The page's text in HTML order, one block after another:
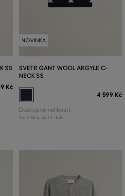
SS
Kč
NOVINKA
SVETR GANT WOOL ARGYLE C-
NECK SS
4 599 Kč
Dostupné velikosti:
XS, S, M L, XL +1 další